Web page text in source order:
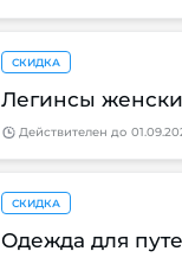
СКИДКА
Легинсы
Действителен до
СКИДКА
Одежда для